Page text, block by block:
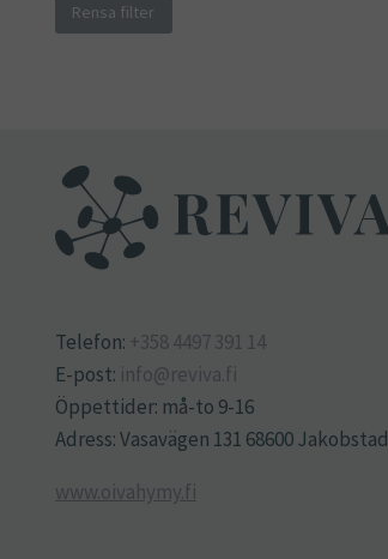
Rensa filter
Telefon: +358 4497 391 14
E-post: info@reviva.fi
Öppettider: må-to 9-16
Adress: Vasavägen 131 68600 Jakobstad
www.oivahymy.fi